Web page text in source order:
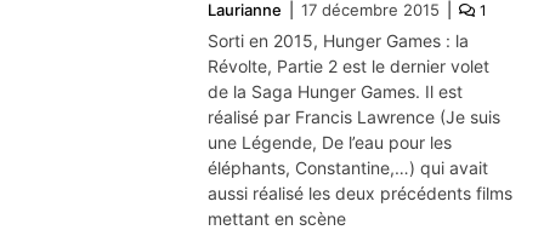
Laurianne 17 décembre 2015 1
Sorti en 2015, Hunger Games : la
Révolte, Partie 2 est le dernier volet
de la Saga Hunger Games. Il est
réalisé par Francis Lawrence (Je suis
une Légende, De l’eau pour les
éléphants, Constantine,…) qui avait
aussi réalisé les deux précédents films
mettant en scène